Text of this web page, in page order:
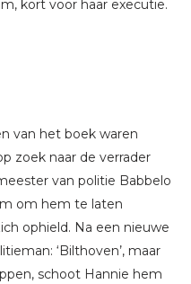
kort voor haar executie.
van het boek waren
zoek naar de verrader
van politie Babbelo
om hem te laten
ophield. Na een nieuwe
‘Bilthoven’, maar
schoot Hannie hem